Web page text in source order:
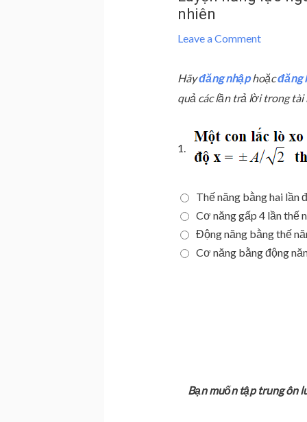
nhiên
Leave a Comment
Hãyđăng nhậphoặcđăng
quả các lần trả lời trong
1.
Thế năng bằng hai lần
Cơ năng gấp 4 lần thế
Động năng bằng thế
Cơ năng bằng động
Bạn muốn tập trung ôn